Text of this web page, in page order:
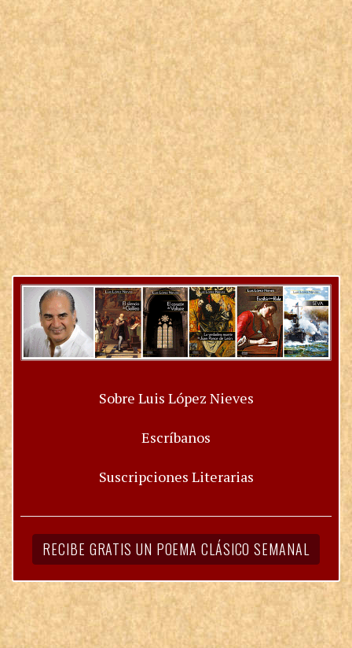
Sobre Luis López Nieves
Escríbanos
Suscripciones Literarias
RECIBE GRATIS UN POEMA CLÁSICO SEMANAL